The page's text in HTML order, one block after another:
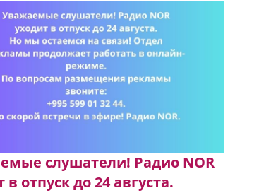
слушатели! Радио NOR
в отпуск до 24 августа.